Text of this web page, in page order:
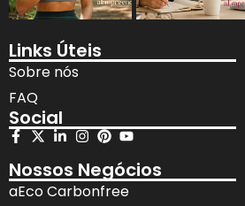
Links Úteis
Sobre nós
FAQ
Social
Nossos Negócios
aEco Carbonfree